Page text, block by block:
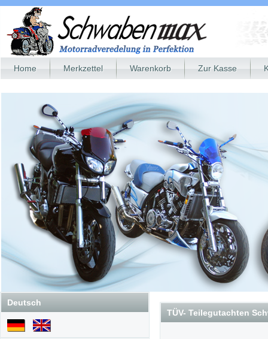
Home Merkzettel Warenkorb Zur Kasse
Deutsch
TÜV- Teilegutachten